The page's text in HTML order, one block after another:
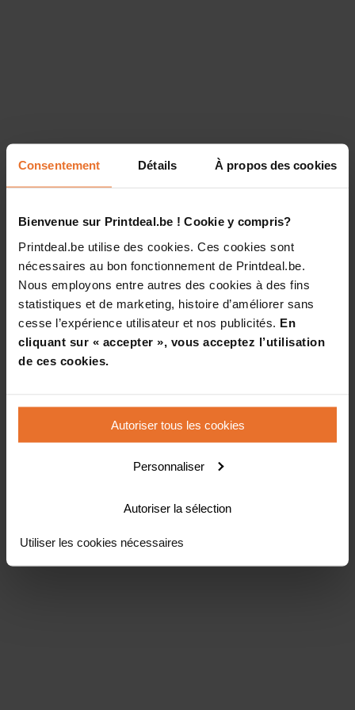
Consentement Détails À propos des cookies
Bienvenue sur Printdeal.be ! Cookie y compris?
Printdeal.be utilise des cookies. Ces cookies sont
nécessaires au bon fonctionnement de Printdeal.be.
Nous employons entre autres des cookies à des fins
statistiques et de marketing, histoire d’améliorer sans
cesse l’expérience utilisateur et nos publicités. En
cliquant sur « accepter », vous acceptez l’utilisation
de ces cookies.
Autoriser tous les cookies
Personnaliser
Autoriser la sélection
Utiliser les cookies nécessaires